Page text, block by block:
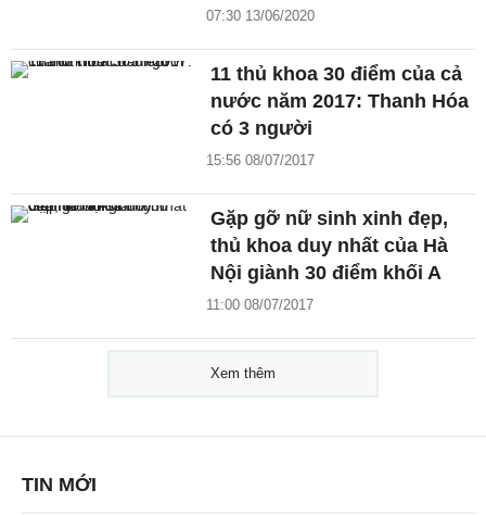
07:30 13/06/2020
11 thủ khoa 30 điểm của cả
nước năm 2017: Thanh Hóa
có 3 người
15:56 08/07/2017
Gặp gỡ nữ sinh xinh đẹp,
thủ khoa duy nhất của Hà
Nội giành 30 điểm khối A
11:00 08/07/2017
Xem thêm
TIN MỚI